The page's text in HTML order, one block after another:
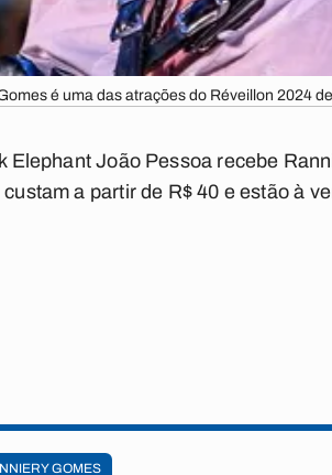
é uma das atrações do Réveillon 2024
Elephant João Pessoa recebe
a partir de R$ 40 e estão à
GOMES